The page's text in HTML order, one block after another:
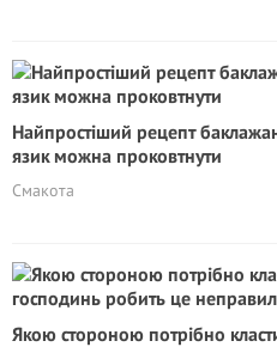
Найпростіший рецепт
язик можна проковтнути
Смакота
Якою стороною потрібно